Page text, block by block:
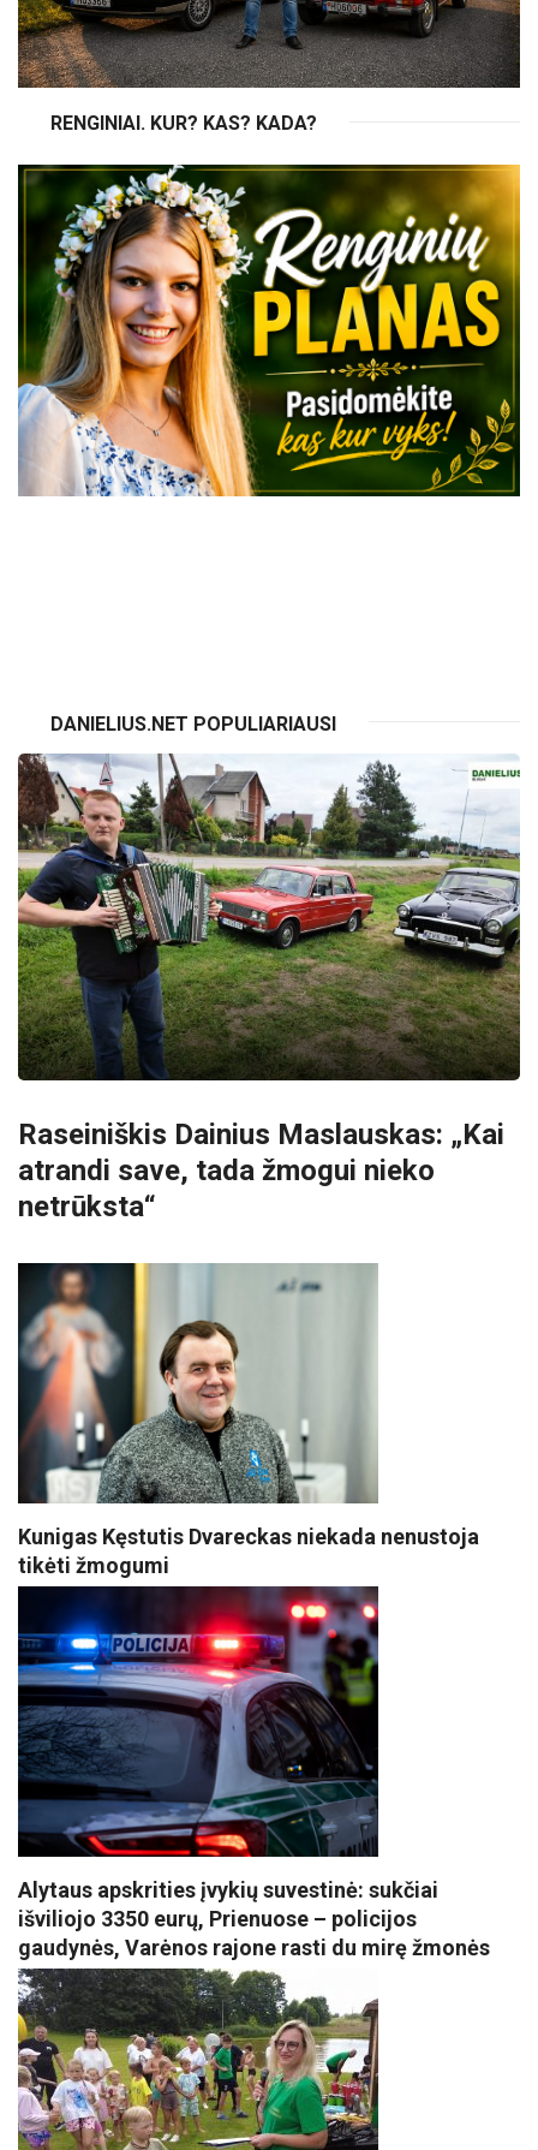
RENGINIAI. KUR? KAS? KADA?
DANIELIUS.NET POPULIARIAUSI
Raseiniškis Dainius Maslauskas: „Kai
atrandi save, tada žmogui nieko
netrūksta“
Kunigas Kęstutis Dvareckas niekada nenustoja
tikėti žmogumi
Alytaus apskrities įvykių suvestinė: sukčiai
išviliojo 3350 eurų, Prienuose – policijos
gaudynės, Varėnos rajone rasti du mirę žmonės